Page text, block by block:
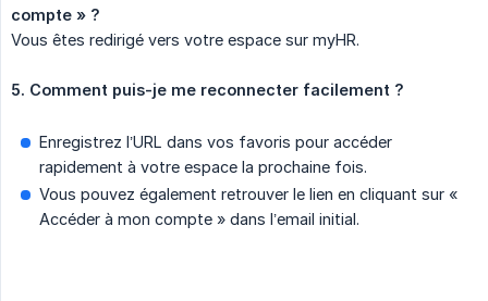
compte » ?
Vous êtes redirigé vers votre espace sur myHR.
5. Comment puis-je me reconnecter facilement ?
Enregistrez l’URL dans vos favoris pour accéder
rapidement à votre espace la prochaine fois.
Vous pouvez également retrouver le lien en cliquant sur «
Accéder à mon compte » dans l’email initial.